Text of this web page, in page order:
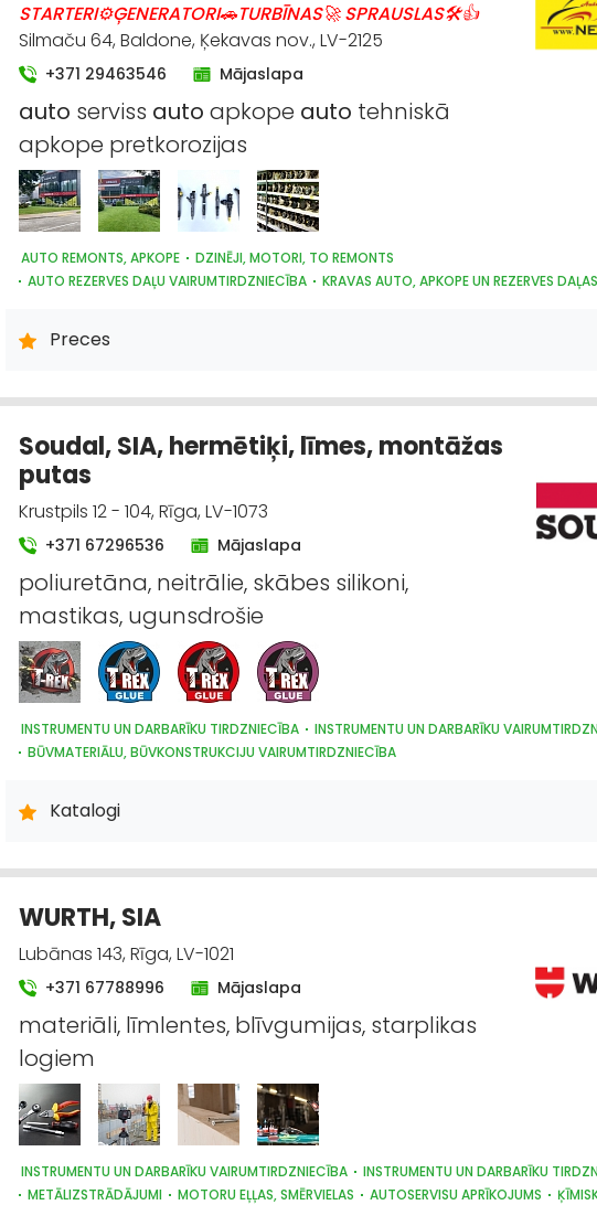
STARTERI⚙ĢENERATORI🚗TURBĪNAS🚀 SPRAUSLAS🛠👍
Silmaču 64, Baldone, Ķekavas nov., LV-2125
+371 29463546 Mājaslapa
auto serviss auto apkope auto tehniskā
apkope pretkorozijas
AUTO REMONTS, APKOPE
DZINĒJI, MOTORI, TO REMONTS
AUTO REZERVES DAĻU VAIRUMTIRDZNIECĪBA
KRAVAS AUTO, APKOPE UN REZERVES DAĻAS
MOTORU EĻĻAS, SMĒRVIELAS
Preces
Soudal, SIA, hermētiķi, līmes, montāžas
putas
Krustpils 12 - 104, Rīga, LV-1073
+371 67296536 Mājaslapa
poliuretāna, neitrālie, skābes silikoni,
mastikas, ugunsdrošie
INSTRUMENTU UN DARBARĪKU TIRDZNIECĪBA
INSTRUMENTU UN DARBARĪKU
BŪVMATERIĀLU, BŪVKONSTRUKCIJU VAIRUMTIRDZNIECĪBA
DURVIS, LOGI
Katalogi
WURTH, SIA
Lubānas 143, Rīga, LV-1021
+371 67788996 Mājaslapa
materiāli, līmlentes, blīvgumijas, starplikas
logiem
INSTRUMENTU UN DARBARĪKU VAIRUMTIRDZNIECĪBA
INSTRUMENTU UN DARBARĪKU
METĀLIZSTRĀDĀJUMI
MOTORU EĻĻAS, SMĒRVIELAS AUTOSERVISU APRĪKOJUMS